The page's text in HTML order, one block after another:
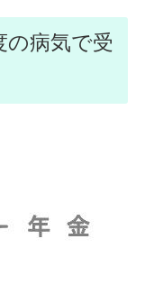
の病気で受